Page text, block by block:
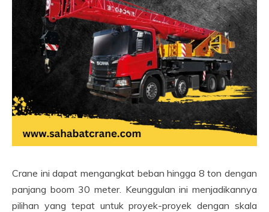
Crane ini dapat mengangkat beban hingga 8 ton dengan
panjang boom 30 meter. Keunggulan ini menjadikannya
pilihan yang tepat untuk proyek-proyek dengan skala